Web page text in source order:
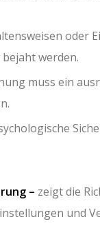
oder
werden.
muss ein
– zeigt die
und